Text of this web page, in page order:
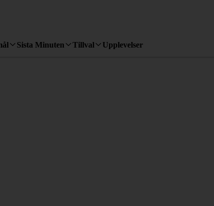
Sista Minuten Tillval Upplevelser